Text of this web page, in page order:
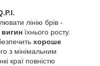
лінію брів -
вигин їхнього росту.
хороше
з мінімальним
краї повністю